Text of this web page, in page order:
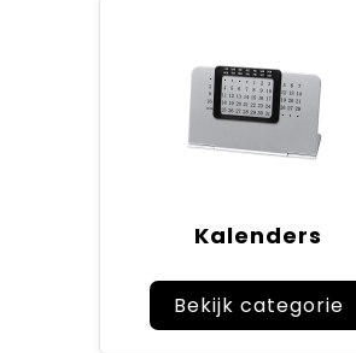
Kalenders
Bekijk categorie